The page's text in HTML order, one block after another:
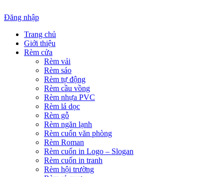
Đăng nhập
Trang chủ
Giới thiệu
Rèm cửa
Rèm vải
Rèm sáo
Rèm tự động
Rèm cầu vồng
Rèm nhựa PVC
Rèm lá dọc
Rèm gỗ
Rèm ngăn lạnh
Rèm cuốn văn phòng
Rèm Roman
Rèm cuốn in Logo – Slogan
Rèm cuốn in tranh
Rèm hội trường